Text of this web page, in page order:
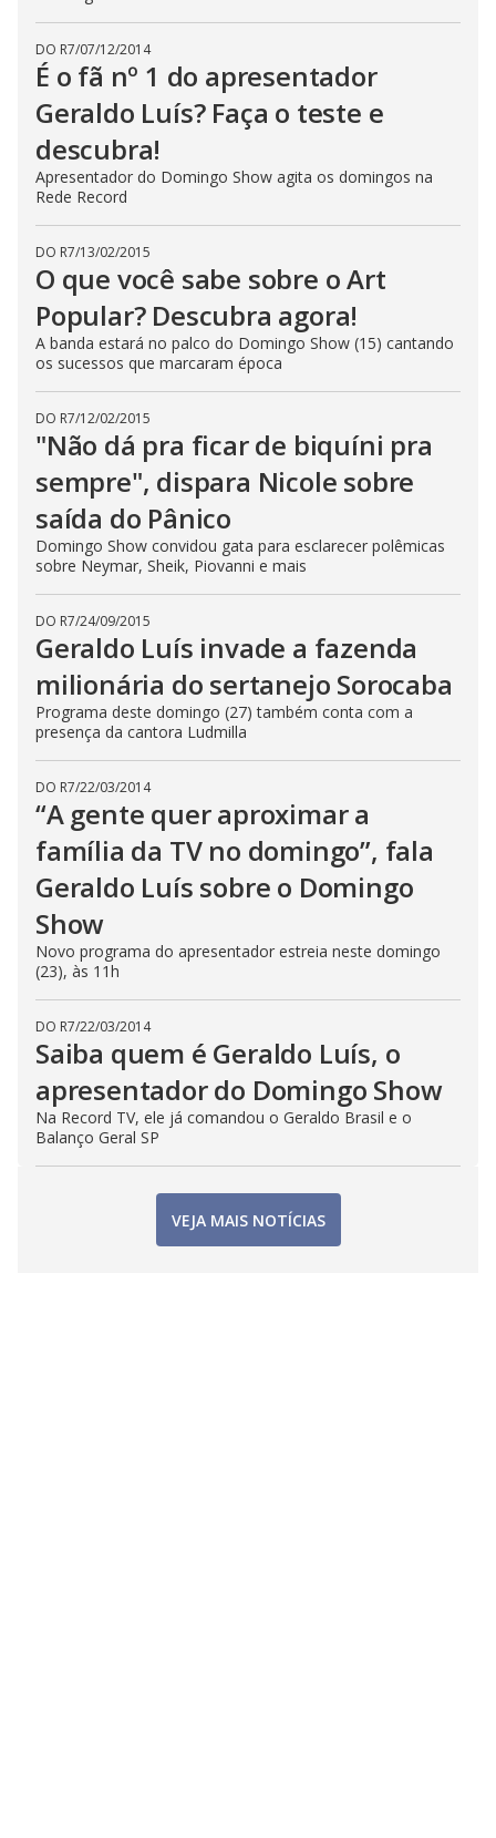
DO R7/07/12/2014
É o fã nº 1 do apresentador
Geraldo Luís? Faça o teste e
descubra!
Apresentador do Domingo Show agita os domingos na
Rede Record
DO R7/13/02/2015
O que você sabe sobre o Art
Popular? Descubra agora!
A banda estará no palco do Domingo Show (15) cantando
os sucessos que marcaram época
DO R7/12/02/2015
"Não dá pra ficar de biquíni pra
sempre", dispara Nicole sobre
saída do Pânico
Domingo Show convidou gata para esclarecer polêmicas
sobre Neymar, Sheik, Piovanni e mais
DO R7/24/09/2015
Geraldo Luís invade a fazenda
milionária do sertanejo Sorocaba
Programa deste domingo (27) também conta com a
presença da cantora Ludmilla
DO R7/22/03/2014
“A gente quer aproximar a
família da TV no domingo”, fala
Geraldo Luís sobre o Domingo
Show
Novo programa do apresentador estreia neste domingo
(23), às 11h
DO R7/22/03/2014
Saiba quem é Geraldo Luís, o
apresentador do Domingo Show
Na Record TV, ele já comandou o Geraldo Brasil e o
Balanço Geral SP
VEJA MAIS NOTÍCIAS